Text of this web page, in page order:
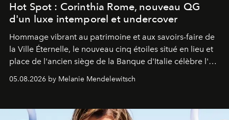
Hot Spot : Corinthia Rome, nouveau QG
d'un luxe intemporel et undercover
Hommage vibrant au patrimoine et aux savoirs-faire de
la Ville Éternelle, le nouveau cinq étoiles situé en lieu et
place de l'ancien siège de la Banque d'Italie célèbre l'art
de vivre Romain dans toute son élégance intemporelle.
05.08.2026 by Melanie Mendelewitsch